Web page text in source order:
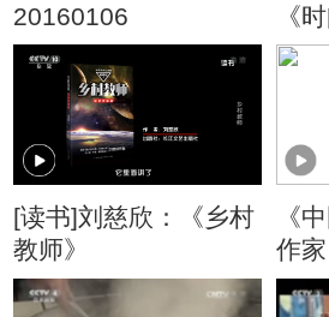
20160106
《
[读书]刘慈欣：《乡村
教师》
《
作